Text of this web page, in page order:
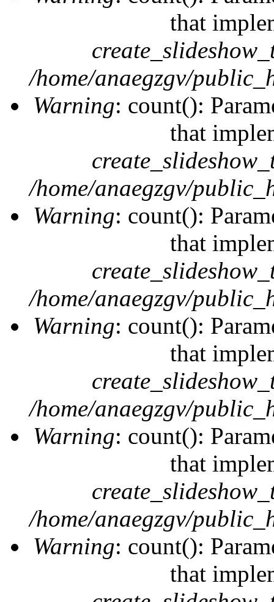
that
/home/anaegzgv/
Warning: count():
that
/home/anaegzgv/
Warning: count():
that
/home/anaegzgv/
Warning: count():
that
/home/anaegzgv/
Warning: count():
that
/home/anaegzgv/
Warning: count():
that